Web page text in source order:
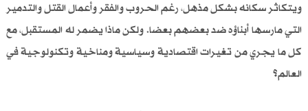
ويتكاثر سكانه بشكل مذهل، رغم الحروب والفقر وأعمال القتل والتدمير
التي مارسها أبناؤه ضد بعضهم بعضا. ولكن ماذا يضمر له المستقبل، مع
كل ما يجري من تغيرات اقتصادية وسياسية ومناخية وتكنولوجية في
العالم؟